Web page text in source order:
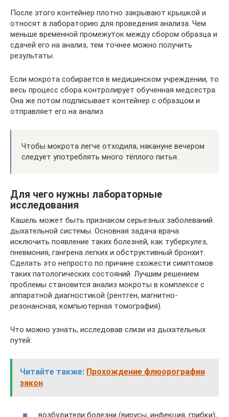
После этого контейнер плотно закрывают крышкой и
относят в лабораторию для проведения анализа. Чем
меньше временной промежуток между сбором образца и
сдачей его на анализ, тем точнее можно получить
результаты.
Если мокрота собирается в медицинском учреждении, то
весь процесс сбора контролирует обученная медсестра.
Она же потом подписывает контейнер с образцом и
отправляет его на анализ.
Чтобы мокрота легче отходила, накануне вечером
следует употреблять много тёплого питья.
Для чего нужны лабораторные
исследования
Кашель может быть признаком серьезных заболеваний
дыхательной системы. Основная задача врача
исключить появление таких болезней, как туберкулез,
пневмония, гангрена легких и обструктивный бронхит.
Сделать это непросто по причине схожести симптомов
таких патологических состояний. Лучшим решением
проблемы становится анализ мокроты в комплексе с
аппаратной диагностикой (рентген, магнитно-
резонансная, компьютерная томография).
Что можно узнать, исследовав слизи из дыхательных
путей:
Читайте также: Прохождение флюорографии
закон
возбудители болезни (вирусы, инфекция, грибки);